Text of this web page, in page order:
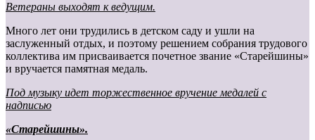
Ветераны выходят к ведущим.
Много лет они трудились в детском саду и ушли на
заслуженный отдых, и поэтому решением собрания трудового
коллектива им присваивается почетное звание «Старейшины»
и вручается памятная медаль.
Под музыку идет торжественное вручение медалей с
надписью
«Старейшины».